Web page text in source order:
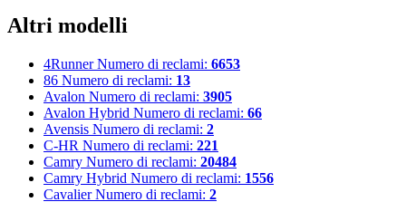
Altri modelli
4Runner Numero di reclami: 6653
86 Numero di reclami: 13
Avalon Numero di reclami: 3905
Avalon Hybrid Numero di reclami: 66
Avensis Numero di reclami: 2
C-HR Numero di reclami: 221
Camry Numero di reclami: 20484
Camry Hybrid Numero di reclami: 1556
Cavalier Numero di reclami: 2